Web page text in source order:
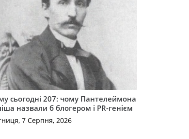
сьогодні 207: чому Пантелеймона
назвали б блогером і PR-генієм
7 Серпня, 2026